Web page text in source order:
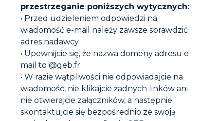
GEB Polska Sp. z o.o.
ul. Krakowiaków 80/98, 02-255 Warszawa Kapitał
zakładowy 400 000 PLN – NIP: 527-24-95-194 Regon:
140417094 – KRS 0000249707
Skontaktuj się z nami
E-mail info@geb-polska.pl
przestrzeganie poniższych wytycznych:
• Przed udzieleniem odpowiedzi na
wiadomość e-mail należy zawsze sprawdzić
adres nadawcy.
• Upewnijcie się, że nazwa domeny adresu e-
mail to @geb.fr.
• W razie wątpliwości nie odpowiadajcie na
wiadomość, nie klikajcie żadnych linków ani
nie otwierajcie załączników, a następnie
skontaktujcie się bezpośrednio ze swoją